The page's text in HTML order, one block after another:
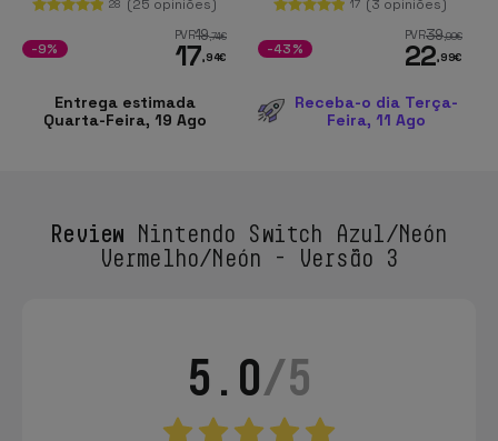
28 (25 opiniões)
PVR19,74€
17,94€
-9%
Entrega estimada
Quarta-Feira, 19 Ago
17 (3 opiniões)
PVR39,99€
22,99€
-43%
Receba-o dia Terça-
Feira, 11 Ago
Review Nintendo Switch Azul/Neón
Vermelho/Neón - Versão 3
5.0/5